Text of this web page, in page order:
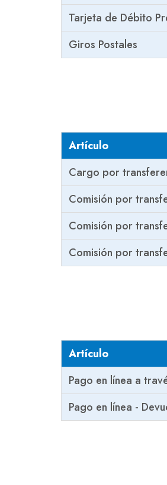
Tarjeta de Débito
Giros Postales
Artículo
Cargo por
Comisión por
Comisión por
Comisión por
Artículo
Pago en línea a
Pago en línea -